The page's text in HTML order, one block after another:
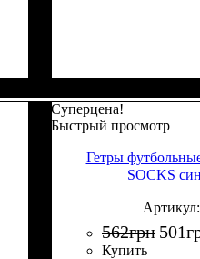
Суперцена!
Быстрый просмотр
Гетры
SOCKS
562грн 501
Купить